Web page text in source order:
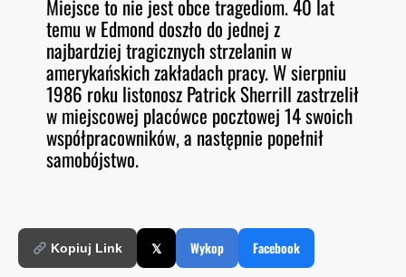
Miejsce to nie jest obce tragediom. 40 lat
temu w Edmond doszło do jednej z
najbardziej tragicznych strzelanin w
amerykańskich zakładach pracy. W sierpniu
1986 roku listonosz Patrick Sherrill zastrzelił
w miejscowej placówce pocztowej 14 swoich
współpracowników, a następnie popełnił
samobójstwo.
Kopiuj Link 𝕏 Wykop Facebook